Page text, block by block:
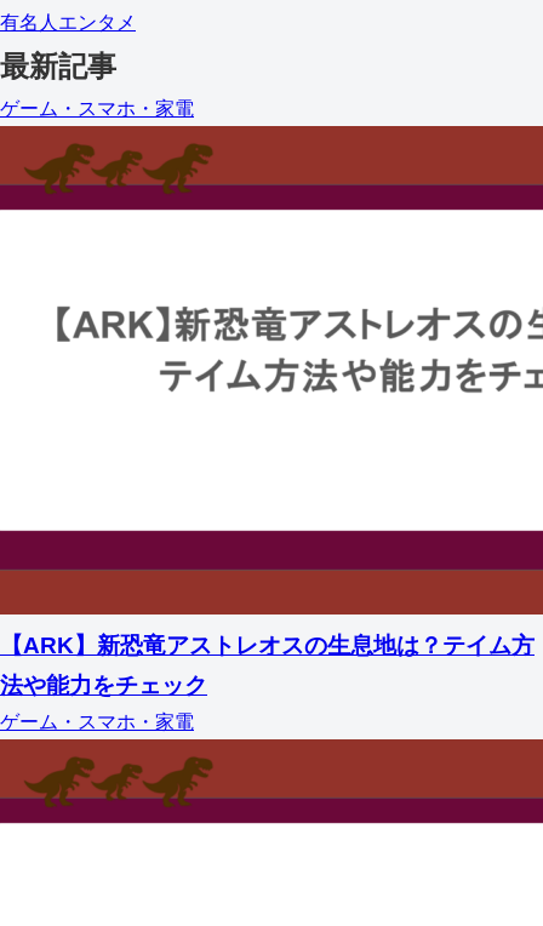
有名人エンタメ
最新記事
ゲーム・スマホ・家電
【ARK】新恐竜アストレオスの生息地は？テイム方
法や能力をチェック
ゲーム・スマホ・家電